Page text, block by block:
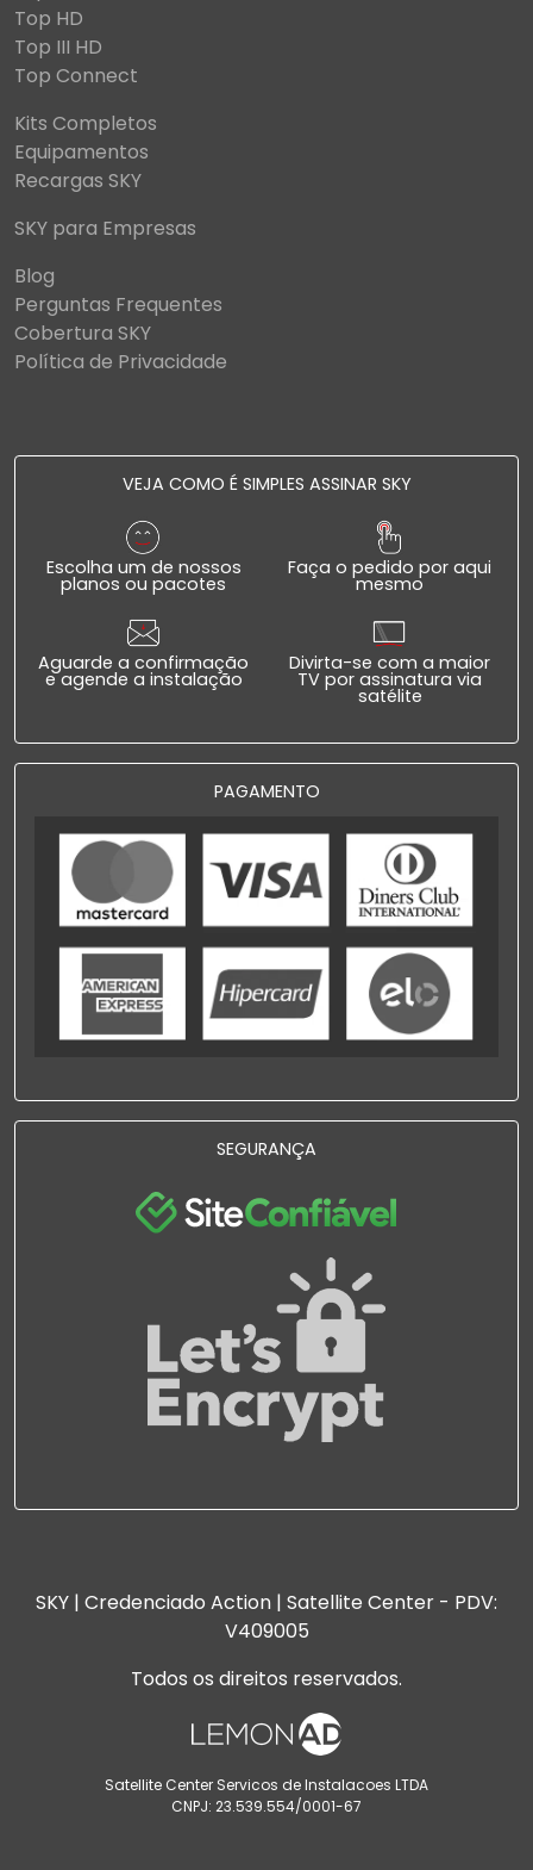
Top HD
Top III HD
Top Connect
Kits Completos
Equipamentos
Recargas SKY
SKY para Empresas
Blog
Perguntas Frequentes
Cobertura SKY
Política de Privacidade
VEJA COMO É SIMPLES ASSINAR SKY
Escolha um de nossos
planos ou pacotes
Faça o pedido por aqui
mesmo
Aguarde a confirmação
e agende a instalação
Divirta-se com a maior
TV por assinatura via
satélite
PAGAMENTO
SEGURANÇA
SKY | Credenciado Action | Satellite Center - PDV:
V409005
Todos os direitos reservados.
Satellite Center Servicos de Instalacoes LTDA
CNPJ: 23.539.554/0001-67